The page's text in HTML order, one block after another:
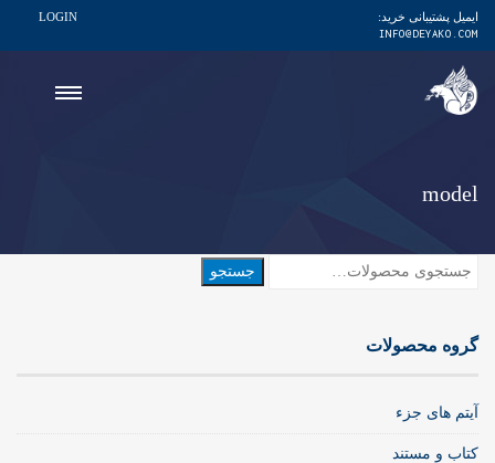
ایمیل پشتیبانی خرید:
INFO@DEYAKO.COM
LOGIN
model
جستجو
گروه محصولات
آیتم های جزء
کتاب و مستند